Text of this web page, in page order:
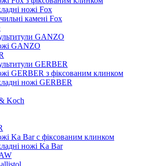
ножі Fox
камені Fox
GANZO
GANZO
GERBER
GERBER з фіксованим клинком
ножі GERBER
Koch
Ka Bar c фіксованим клинком
ножі Ka Bar